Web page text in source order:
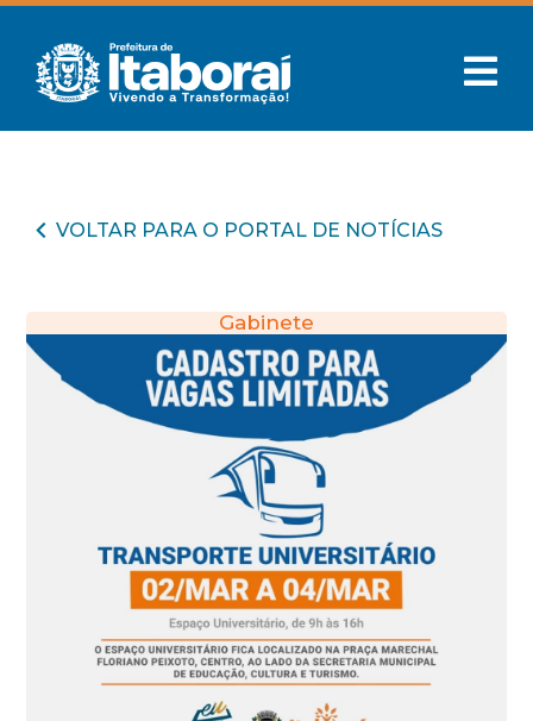
VOLTAR PARA O PORTAL DE NOTÍCIAS
Gabinete